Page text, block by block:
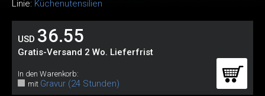
Linie: Küchenutensilien
USD 36.55
Gratis-Versand 2 Wo. Lieferfrist
In den Warenkorb:
mit Gravur (24 Stunden)